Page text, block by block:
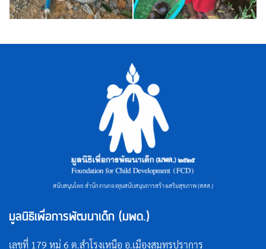
สนับสนุนโดย สำนักงานกองทุนสนับสนุนการสร้างเสริมสุขภาพ (สสส.)
มูลนิธิเพื่อการพัฒนาเด็ก (มพด.)
เลขที่ 179 หมู่ 6 ต.สำโรงเหนือ อ.เมืองสมุทรปราการ